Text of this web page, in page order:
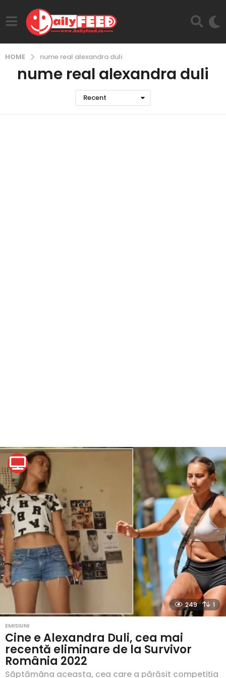
HOME nume real alexandra duli
nume real alexandra duli
Recent
249 1
EMISIUNI
Cine e Alexandra Duli, cea mai
recentă eliminare de la Survivor
România 2022
Săptămâna aceasta, cea care a părăsit competiția